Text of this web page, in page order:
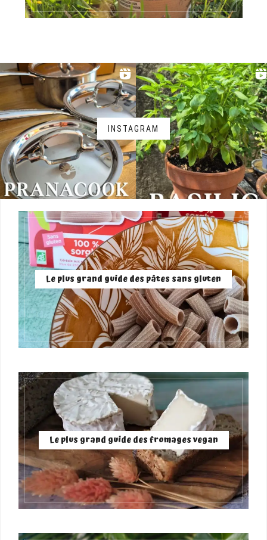
INSTAGRAM
Le plus grand guide des pâtes sans gluten
Le plus grand guide des fromages vegan